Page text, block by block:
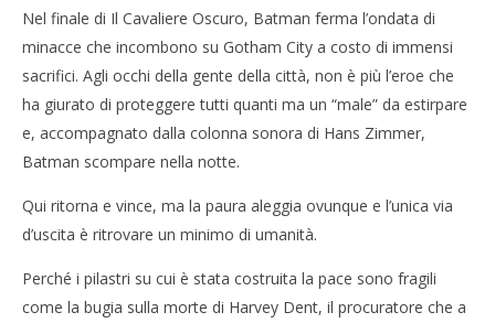
Nel finale di Il Cavaliere Oscuro, Batman ferma l’ondata di
minacce che incombono su Gotham City a costo di immensi
sacrifici. Agli occhi della gente della città, non è più l’eroe che
ha giurato di proteggere tutti quanti ma un “male” da estirpare
e, accompagnato dalla colonna sonora di Hans Zimmer,
Batman scompare nella notte.
Qui ritorna e vince, ma la paura aleggia ovunque e l’unica via
d’uscita è ritrovare un minimo di umanità.
Perché i pilastri su cui è stata costruita la pace sono fragili
come la bugia sulla morte di Harvey Dent, il procuratore che a